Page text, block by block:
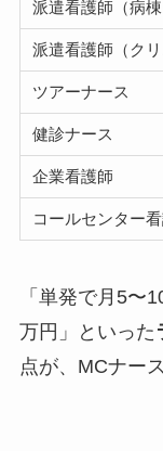
派遣看護師（病棟
派遣看護師（クリ
ツアーナース
健診ナース
企業看護師
コールセンター
「単発で月5〜
万円」といった
点が、MCナー